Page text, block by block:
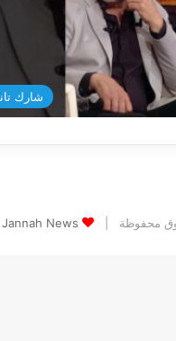
شارك
Jannah News الثيم (المظهر) تم تصميمه من قِبل TieLabs